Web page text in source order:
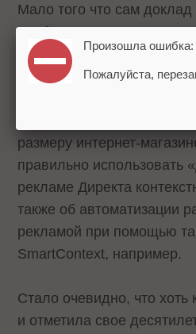
Мало того что сам
сдобрен практически
Елену буквально
какая стратегия работы с
размеру интернет-
правильно использовать
рекламе Директа
также об автоматизации
рекламой при помощью
SmartContext, например.
Стало очевидно, что хоть
и отметила свое
Произошла ошибка:
Пожалуйста,